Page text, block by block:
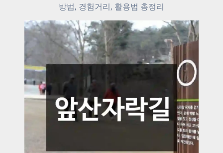
방법, 경험거리, 활용법 총정리